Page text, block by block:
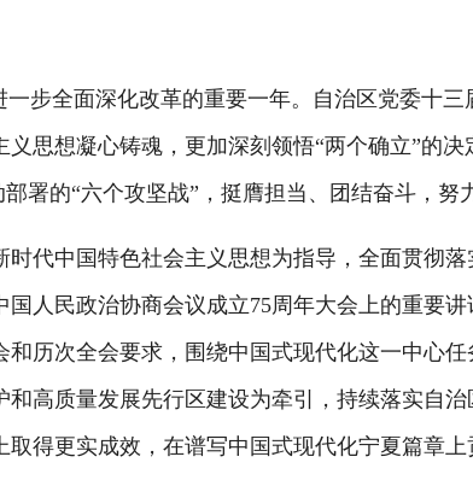
全面深化改革的重要一年。自治区党委十三
思想凝心铸魂，更加深刻领悟“两个确立”的决
署的“六个攻坚战”，挺膺担当、团结奋斗，努
中国特色社会主义思想为指导，全面贯彻落
人民政治协商会议成立75周年大会上的重要
历次全会要求，围绕中国式现代化这一中心
高质量发展先行区建设为牵引，持续落实自
得更实成效，在谱写中国式现代化宁夏篇章